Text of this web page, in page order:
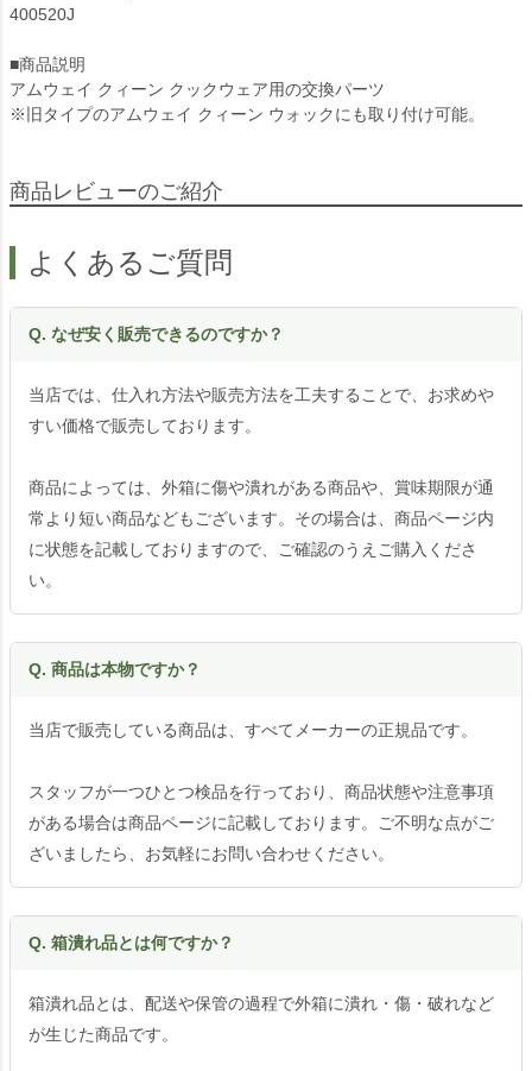
400520J
■商品説明
アムウェイ クィーン クックウェア用の交換パーツ
※旧タイプのアムウェイ クィーン ウォックにも取り付け可能。
商品レビューのご紹介
よくあるご質問
Q. なぜ安く販売できるのですか？
当店では、仕入れ方法や販売方法を工夫することで、お求めや
すい価格で販売しております。
商品によっては、外箱に傷や潰れがある商品や、賞味期限が通
常より短い商品などもございます。その場合は、商品ページ内
に状態を記載しておりますので、ご確認のうえご購入くださ
い。
Q. 商品は本物ですか？
当店で販売している商品は、すべてメーカーの正規品です。
スタッフが一つひとつ検品を行っており、商品状態や注意事項
がある場合は商品ページに記載しております。ご不明な点がご
ざいましたら、お気軽にお問い合わせください。
Q. 箱潰れ品とは何ですか？
箱潰れ品とは、配送や保管の過程で外箱に潰れ・傷・破れなど
が生じた商品です。